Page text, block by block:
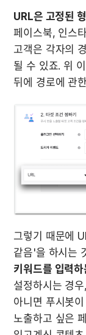
URL은 고정된
페이스북, 인스
고객은 각자의
될 수 있죠. 위
뒤에 경로에 관
그렇기 때문에
같음'을 하시는
키워드를 입력
설정하시는 경
아니면 푸시봇
노출하고 싶은